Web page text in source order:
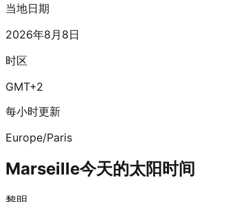
当地日期
2026年8月8日
时区
GMT+2
每小时更新
Europe/Paris
Marseille今天的太阳时间